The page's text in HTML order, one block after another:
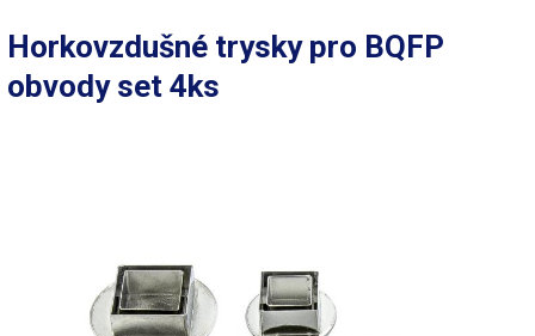
Horkovzdušné trysky pro BQFP
obvody set 4ks